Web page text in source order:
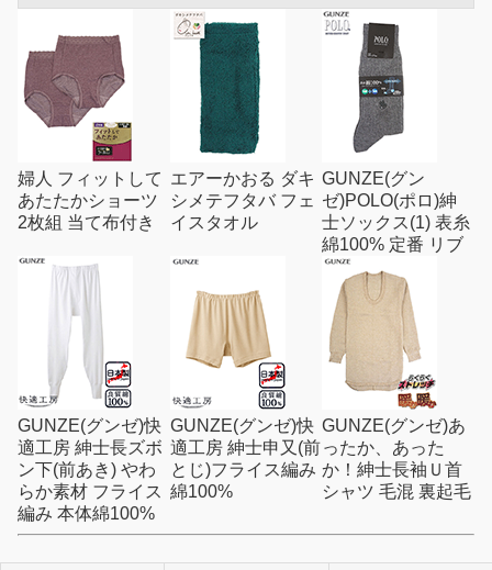
婦人 フィットして
あたたかショーツ
2枚組 当て布付き
エアーかおる ダキ
シメテフタバ フェ
イスタオル
GUNZE(グン
ゼ)POLO(ポロ)紳
士ソックス(1) 表糸
綿100% 定番 リブ
GUNZE(グンゼ)快
適工房 紳士長ズボ
ン下(前あき) やわ
らか素材 フライス
編み 本体綿100%
GUNZE(グンゼ)快
適工房 紳士申又(前
とじ)フライス編み
綿100%
GUNZE(グンゼ)あ
ったか、あった
か！紳士長袖Ｕ首
シャツ 毛混 裏起毛